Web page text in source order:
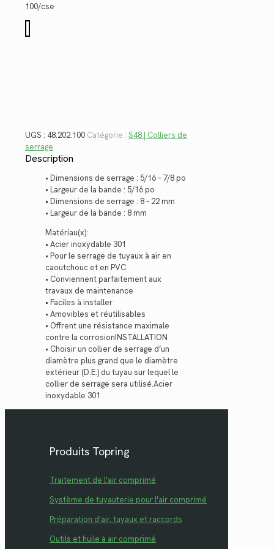
100/cse
de
UGS : 48.202.100 Catégorie : S48 | Colliers de
serrage
Description
• Dimensions de serrage : 5/16 – 7/8 po
• Largeur de la bande : 5/16 po
• Dimensions de serrage : 8 – 22 mm
• Largeur de la bande : 8 mm
Matériau(x):
• Acier inoxydable 301
• Pour le serrage de tuyaux à air en
caoutchouc et en PVC
• Conviennent parfaitement aux
travaux de maintenance
• Faciles à installer
• Amovibles et réutilisables
• Offrent une résistance maximale
contre la corrosionINSTALLATION
• Choisir un collier de serrage d’un
diamètre plus grand que le diamètre
extérieur (D.E.) du tuyau sur lequel le
collier de serrage sera utilisé.Acier
inoxydable 301
Produits Topring
Traitement de l'air comprimé
Système de tuyauterie pour l'air comprimé
Préparation d'air, tuyaux et raccords
Outils et huile à air comprimé